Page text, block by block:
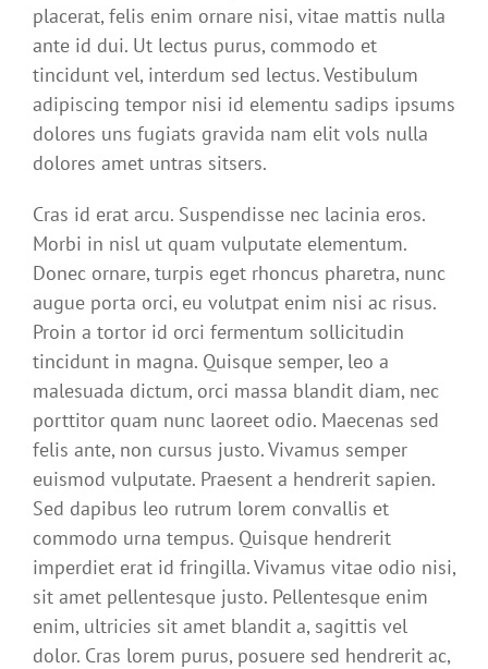
placerat, felis enim ornare nisi, vitae mattis nulla
ante id dui. Ut lectus purus, commodo et
tincidunt vel, interdum sed lectus. Vestibulum
adipiscing tempor nisi id elementu sadips ipsums
dolores uns fugiats gravida nam elit vols nulla
dolores amet untras sitsers.
Cras id erat arcu. Suspendisse nec lacinia eros.
Morbi in nisl ut quam vulputate elementum.
Donec ornare, turpis eget rhoncus pharetra, nunc
augue porta orci, eu volutpat enim nisi ac risus.
Proin a tortor id orci fermentum sollicitudin
tincidunt in magna. Quisque semper, leo a
malesuada dictum, orci massa blandit diam, nec
porttitor quam nunc laoreet odio. Maecenas sed
felis ante, non cursus justo. Vivamus semper
euismod vulputate. Praesent a hendrerit sapien.
Sed dapibus leo rutrum lorem convallis et
commodo urna tempus. Quisque hendrerit
imperdiet erat id fringilla. Vivamus vitae odio nisi,
sit amet pellentesque justo. Pellentesque enim
enim, ultricies sit amet blandit a, sagittis vel
dolor. Cras lorem purus, posuere sed hendrerit ac,